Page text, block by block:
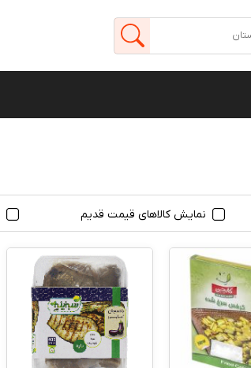
نمایش کالاهای قیمت قدیم